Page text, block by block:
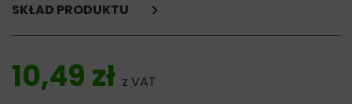
SKŁAD PRODUKTU
lignoceluloza,
olej rybny (0,5%), suszone algi (0,5%, Schizochytrium
10,49 zł z VAT